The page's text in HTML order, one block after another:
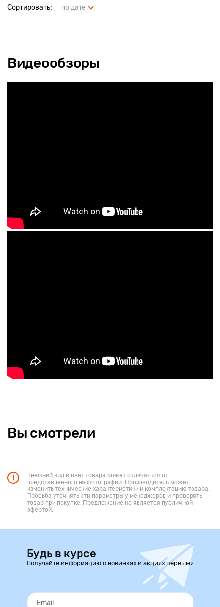
Сортировать: по дате
Видеообзоры
Вы смотрели
Внешний вид и цвет товара может отличаться от
представленного на фотографии. Производитель может
изменить технические характеристики и комплектацию товара.
Просьба уточнять эти параметры у менеджеров и проверять
товар при покупке. Предложение не является публичной
офертой.
Будь в курсе
Получайте информацию о новинках и акциях первыми